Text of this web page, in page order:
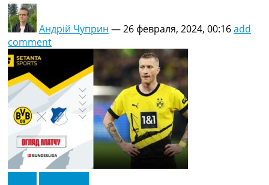
Андрій Чуприн —26 февраля, 2024, 00:16add
comment